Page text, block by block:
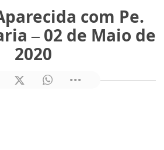
com Pe.
– 02 de Maio de
2020